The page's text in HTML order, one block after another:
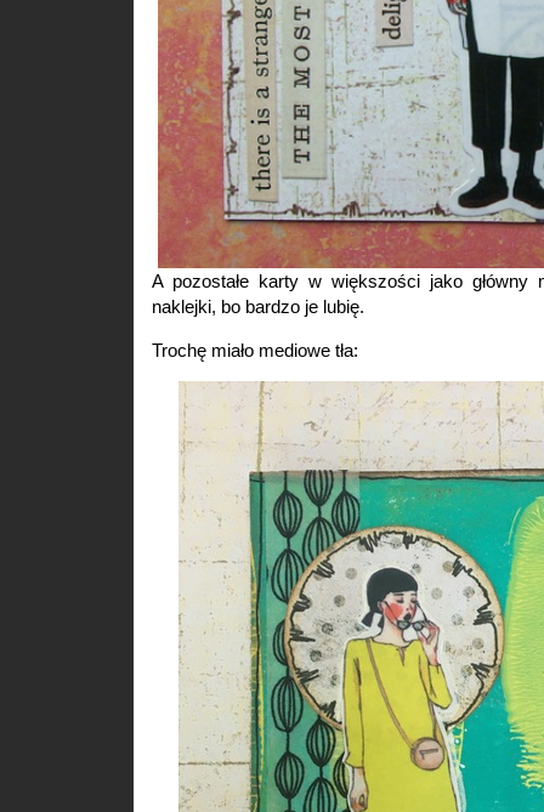
A pozostałe karty w większości jako główny
naklejki, bo bardzo je lubię.
Trochę miało mediowe tła: